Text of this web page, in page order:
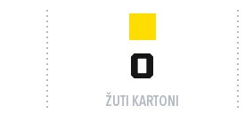
0
ŽUTI KARTONI